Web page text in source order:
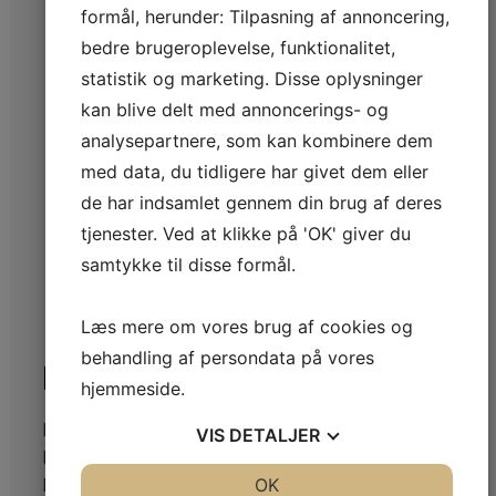
Kloakseparering i Randers
Leder du efter en erfaren kloakmester på
Djursland som udfører kloakseparering i
Randers? så kan Syvveje entreprenørfirma ApS
formål, herunder: Tilpasning af annoncering,
bedre brugeroplevelse, funktionalitet,
statistik og marketing. Disse oplysninger
kan blive delt med annoncerings- og
analysepartnere, som kan kombinere dem
med data, du tidligere har givet dem eller
de har indsamlet gennem din brug af deres
tjenester. Ved at klikke på 'OK' giver du
samtykke til disse formål.
Læs mere om vores brug af cookies og
behandling af persondata på vores
hjemmeside.
VIS DETALJER
OK